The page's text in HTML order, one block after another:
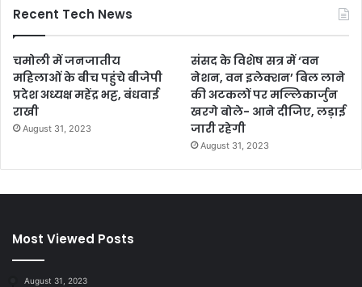
Recent Tech News
चमोली में जनजातीय
महिलाओं के बीच पहुंचे बीजेपी
प्रदेश अध्यक्ष महेंद्र भट्ट, बंधवाई
राखी
August 31, 2023
संसद के विशेष सत्र में ‘वन
नेशन, वन इलेक्शन’ बिल लाने
की अटकलों पर मल्लिकार्जुन
खरगे बोले- आने दीजिए, लड़ाई
जारी रहेगी
August 31, 2023
Most Viewed Posts
August 31, 2023